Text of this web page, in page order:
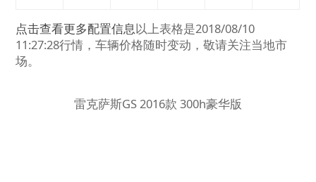
点击查看更多配置信息以上表格是2018/08/10
11:27:28行情，车辆价格随时变动，敬请关注当地市
场。
雷克萨斯GS 2016款 300h豪华版